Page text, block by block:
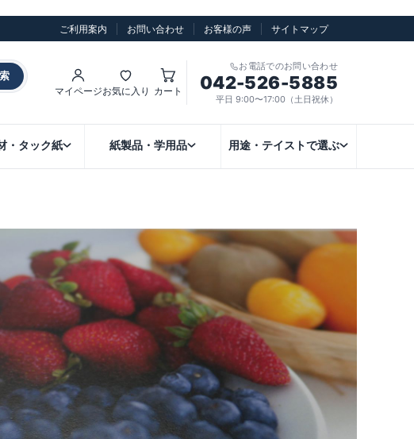
ご利用案内 お問い合わせ お客様の声 サイトマップ
マイページお気に入り カート
お電話でのお問い合わせ
042-526-5885
平日 9:00〜17:00（土日祝休）
・タック紙 紙製品・学用品 用途・テイストで選ぶ